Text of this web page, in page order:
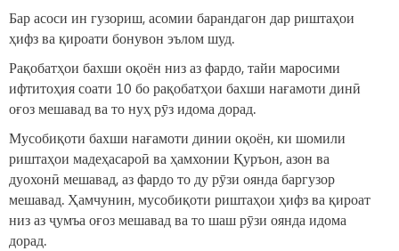
Бар асоси ин гузориш, асомии барандагон дар риштаҳои
ҳифз ва қироати бонувон эълом шуд.
Рақобатҳои бахши оқоён низ аз фардо, тайи маросими
ифтитоҳия соати 10 бо рақобатҳои бахши нағамоти динӣ
оғоз мешавад ва то нуҳ рӯз идома дорад.
Мусобиқоти бахши нағамоти динии оқоён, ки шомили
риштаҳои мадеҳасароӣ ва ҳамхонии Қуръон, азон ва
дуохонӣ мешавад, аз фардо то ду рӯзи оянда баргузор
мешавад. Ҳамчунин, мусобиқоти риштаҳои ҳифз ва қироат
низ аз ҷумъа оғоз мешавад ва то шаш рӯзи оянда идома
дорад.